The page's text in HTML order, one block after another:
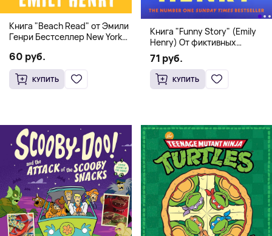
Книга "Beach Read" от Эмили
Генри Бестселлер New York
60 руб.
КУПИТЬ
Книга "Funny Story" (Emily
Henry) От фиктивных
свиданий к реальной любви
71 руб.
КУПИТЬ